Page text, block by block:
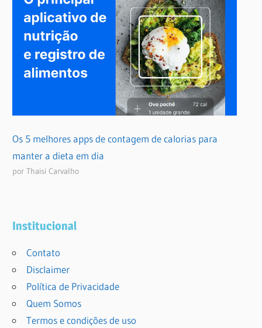
Os 5 melhores apps de contagem de calorias para
manter a dieta em dia
por Thaisi Carvalho
Institucional
Contato
Disclaimer
Política de Privacidade
Quem Somos
Termos e condições de uso